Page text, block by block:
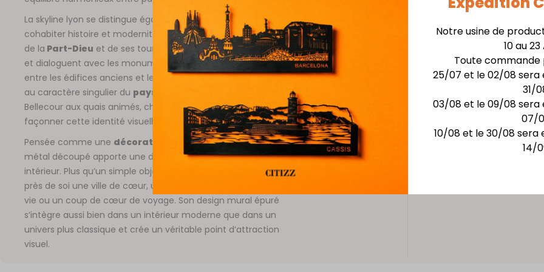
Notre usine de
10 au
Toute commande
25/07 et le 02/08 sera
31/
03/08 et le 09/08 sera
07/
10/08 et le 30/08 sera
14/
La skyline lyon se distingue également par sa capacité à faire
cohabiter histoire et modernité. Les silhouettes contemporaines
de la Part-Dieu et de ses tours s’élèvent au-dessus du paysage
et dialoguent avec les monuments historiques. Cette rencontre
entre les édifices anciens et les bâtiments plus récents participe
au caractère singulier du paysage urbain de Lyon
. De la Place
Bellecour aux quais animés, chaque quartier contribue à
façonner cette identité visuelle si particulière.
Pensée comme une décoration murale, cette skyline Lyon en
métal découpé apporte une dimension émotionnelle à votre
intérieur. Plus qu’un simple objet de déco, elle permet de garder
près de soi une ville de cœur, un souvenir d’enfance, un lieu de
vie ou un coup de cœur de voyage. Son design mural épuré
s’intègre aussi bien dans un intérieur moderne que dans un
univers plus classique et crée un véritable point d’attraction
visuel.
Lyon. Véritable
Installation facile avec
Matière : Acier
Finition : Laquage
Dimensions : Larg. 68